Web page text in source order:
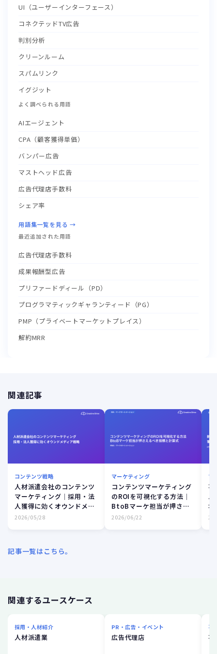
UI（ユーザーインターフェース）
コネクテッドTV広告
判別分析
クリーンルーム
スパムリンク
イグジット
よく調べられる用語
AIエージェント
CPA（顧客獲得単価）
バンパー広告
マストヘッド広告
広告代理店手数料
シェア率
用語集一覧を見る →
最近追加された用語
広告代理店手数料
成果報酬型広告
プリファードディール（PD）
プログラマティックギャランティード（PG）
PMP（プライベートマーケットプレイス）
解約MRR
関連記事
コンテンツ戦略
人材派遣会社のコンテンツ
マーケティング｜採用・法
人獲得に効くオウンドメデ
ィア戦略
2026/05/28
マーケティング
コンテンツマーケティング
のROIを可視化する方法｜
BtoBマーケ担当が押さえ
るべき指標と計算式
2026/06/22
マ
不
ル
場
記事一覧はこちら。
関連するユースケース
採用・人材紹介
人材派遣業
PR・広告・イベント
広告代理店
不
不